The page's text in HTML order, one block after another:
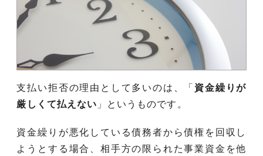
支払い拒否の理由として多いのは、「 資金繰りが
厳しくて払えない 」というものです。
資金繰りが悪化している債務者から債権を回収し
ようとする場合、相手方の限られた事業資金を他